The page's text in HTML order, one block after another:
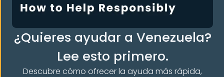
LA
¿Quieres ayudar a Venezuela?
Lee esto primero.
Descubre cómo ofrecer la ayuda más rápida,